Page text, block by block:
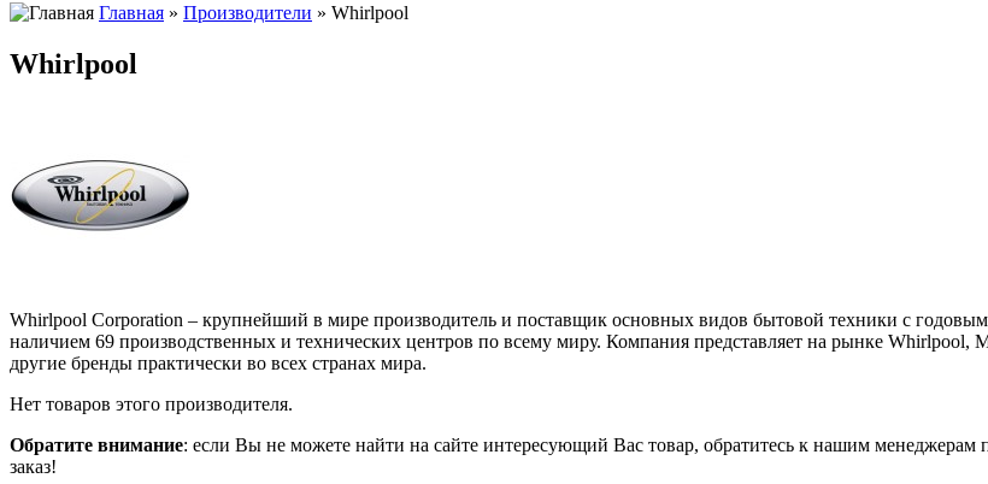
Главная » Производители » Whirlpool
Whirlpool
Whirlpool Corporation – крупнейший в мире производитель и поставщик основных видов бытовой техники с
наличием 69 производственных и технических центров по всему миру. Компания представляет на рынке Whirlpool,
другие бренды практически во всех странах мира.
Нет товаров этого производителя.
Обратите внимание: если Вы не можете найти на сайте интересующий Вас товар, обратитесь к нашим менеджерам
заказ!